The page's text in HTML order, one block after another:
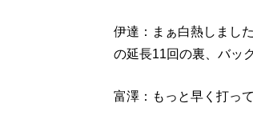
伊達：まぁ白熱しまし
の延長11回の裏、バッ
富澤：もっと早く打っ